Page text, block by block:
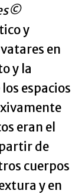
y
en
y la
espacios
eran el
de
cuerpos
y en